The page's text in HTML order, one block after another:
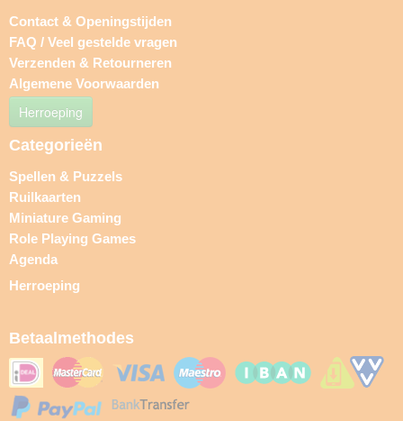
Contact & Openingstijden
FAQ / Veel gestelde vragen
Verzenden & Retourneren
Algemene Voorwaarden
Herroeping
Categorieën
Spellen & Puzzels
Ruilkaarten
Miniature Gaming
Role Playing Games
Agenda
Herroeping
Betaalmethodes